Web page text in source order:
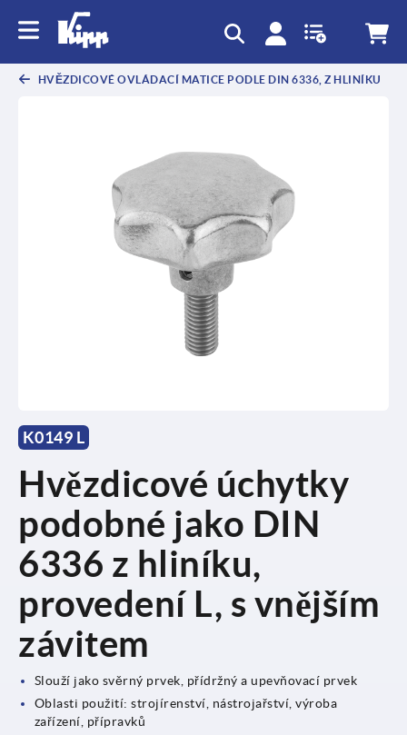
HVĚZDICOVÉ OVLÁDACÍ MATICE PODLE DIN 6336, Z HLINÍKU
K0149 L
Hvězdicové úchytky
podobné jako DIN
6336 z hliníku,
provedení L, s vnějším
závitem
Slouží jako svěrný prvek, přídržný a upevňovací prvek
Oblasti použití: strojírenství, nástrojařství, výroba
zařízení, přípravků